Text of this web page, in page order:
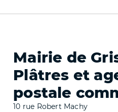
Mairie de
Plâtres et
postale
10 rue Robert Machy